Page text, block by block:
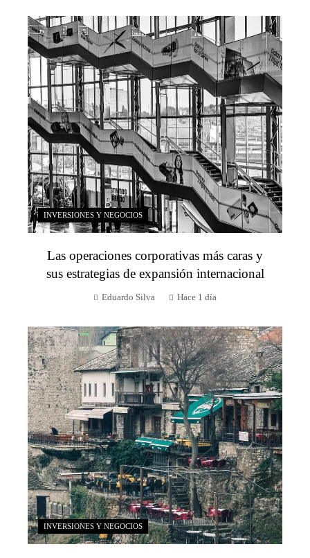
INVERSIONES Y NEGOCIOS
Las operaciones corporativas más caras y
sus estrategias de expansión internacional
Eduardo Silva Hace 1 día
INVERSIONES Y NEGOCIOS